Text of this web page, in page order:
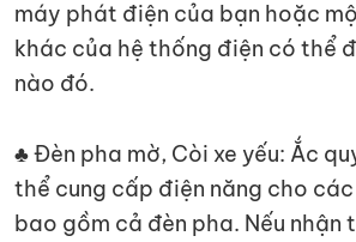
máy phát điện của bạn hoặc
khác của hệ thống điện có thể
nào đó.
♣ Đèn pha mờ, Còi xe yếu: Ắc
thể cung cấp điện năng cho
bao gồm cả đèn pha. Nếu nhận